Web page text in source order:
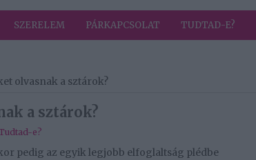
SZERELEM PÁRKAPCSOLAT TUDTAD-E?
olvasnak a sztárok?
a sztárok?
Tudtad-e?
pedig az egyik legjobb elfoglaltság plédbe